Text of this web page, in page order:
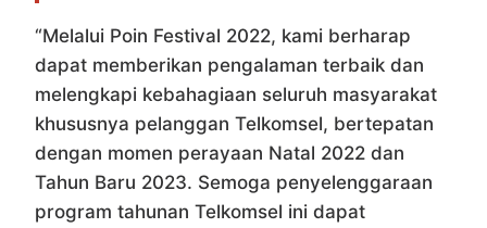
“Melalui Poin Festival 2022, kami berharap
dapat memberikan pengalaman terbaik dan
melengkapi kebahagiaan seluruh masyarakat
khususnya pelanggan Telkomsel, bertepatan
dengan momen perayaan Natal 2022 dan
Tahun Baru 2023. Semoga penyelenggaraan
program tahunan Telkomsel ini dapat